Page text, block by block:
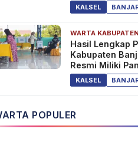
KALSEL
WARTA
Hasil Lengkap
Kabupaten
Resmi Miliki
KALSEL
POPULER